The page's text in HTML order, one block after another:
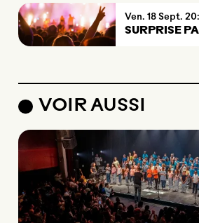
vendredi
Ven. 18 Sept.
SURPRISE
VOIR AUSSI